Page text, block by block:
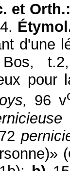
et Orth.:
d'une
pour
96 v
(